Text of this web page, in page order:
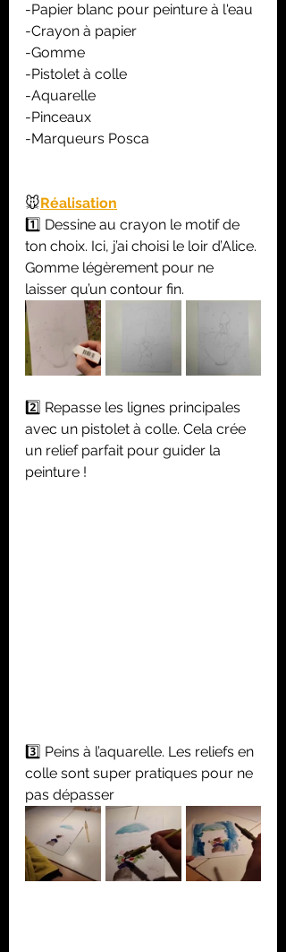
-Papier blanc pour peinture à l'eau
-Crayon à papier
-Gomme
-Pistolet à colle
-Aquarelle
-Pinceaux
-Marqueurs Posca
🐭Réalisation
1️⃣ Dessine au crayon le motif de
ton choix. Ici, j’ai choisi le loir d’Alice.
Gomme légèrement pour ne
laisser qu’un contour fin.
2️⃣ Repasse les lignes principales
avec un pistolet à colle. Cela crée
un relief parfait pour guider la
peinture !
3️⃣ Peins à l’aquarelle. Les reliefs en
colle sont super pratiques pour ne
pas dépasser